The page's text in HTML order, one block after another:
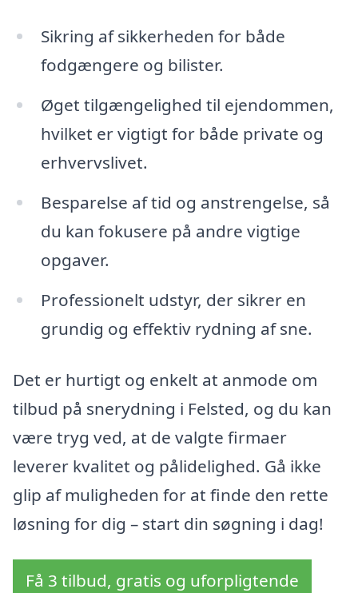
Sikring af sikkerheden for både
fodgængere og bilister.
Øget tilgængelighed til ejendommen,
hvilket er vigtigt for både private og
erhvervslivet.
Besparelse af tid og anstrengelse, så
du kan fokusere på andre vigtige
opgaver.
Professionelt udstyr, der sikrer en
grundig og effektiv rydning af sne.
Det er hurtigt og enkelt at anmode om
tilbud på snerydning i Felsted, og du kan
være tryg ved, at de valgte firmaer
leverer kvalitet og pålidelighed. Gå ikke
glip af muligheden for at finde den rette
løsning for dig – start din søgning i dag!
Få 3 tilbud, gratis og uforpligtende